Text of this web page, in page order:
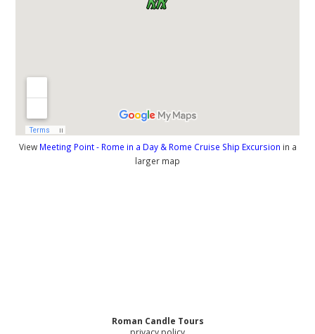
View Meeting Point - Rome in a Day & Rome Cruise Ship Excursion in a
larger map
Roman Candle Tours